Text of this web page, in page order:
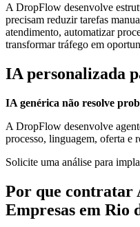
A DropFlow desenvolve
precisam reduzir tarefas
atendimento, automatizar
transformar tráfego em
IA personalizada
IA genérica não resolve
A DropFlow desenvolve
processo, linguagem, oferta e
Solicite uma análise para
Por que contratar
Empresas em Rio